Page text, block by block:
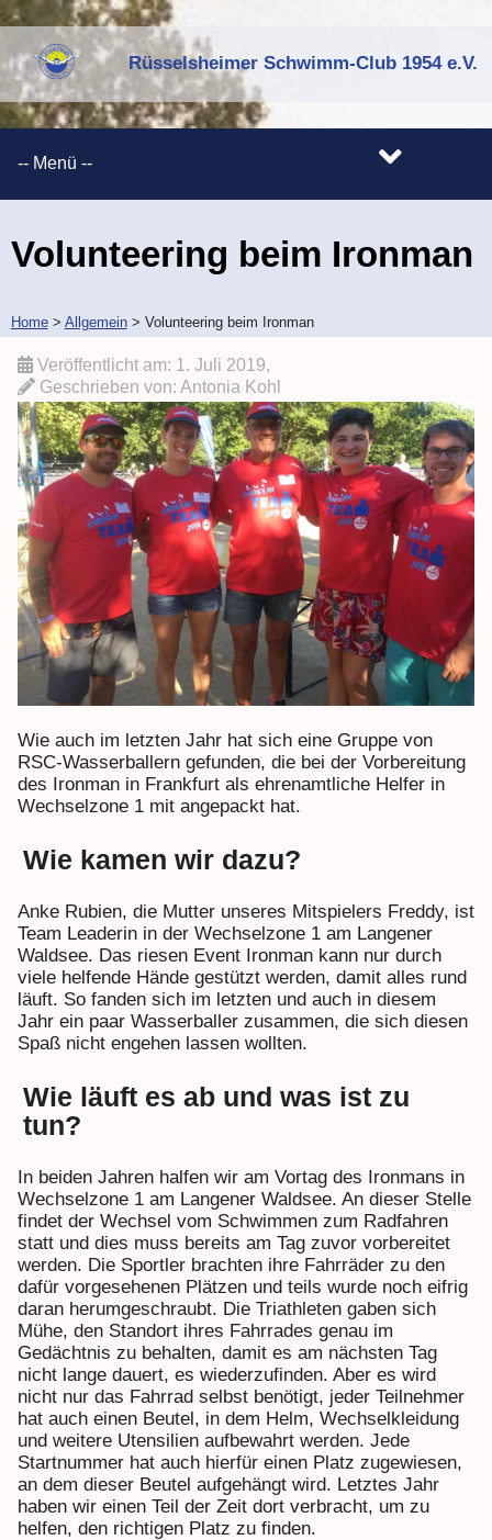
Rüsselsheimer Schwimm-Club 1954 e.V.
Volunteering beim Ironman
Home> Allgemein> Volunteering beim Ironman
Veröffentlicht am: 1. Juli 2019,
Geschrieben von: Antonia Kohl
Wie auch im letzten Jahr hat sich eine Gruppe von
RSC-Wasserballern gefunden, die bei der Vorbereitung
des Ironman in Frankfurt als ehrenamtliche Helfer in
Wechselzone 1 mit angepackt hat.
Wie kamen wir dazu?
Anke Rubien, die Mutter unseres Mitspielers Freddy, ist
Team Leaderin in der Wechselzone 1 am Langener
Waldsee. Das riesen Event Ironman kann nur durch
viele helfende Hände gestützt werden, damit alles rund
läuft. So fanden sich im letzten und auch in diesem
Jahr ein paar Wasserballer zusammen, die sich diesen
Spaß nicht engehen lassen wollten.
Wie läuft es ab und was ist zu
tun?
In beiden Jahren halfen wir am Vortag des Ironmans in
Wechselzone 1 am Langener Waldsee. An dieser Stelle
findet der Wechsel vom Schwimmen zum Radfahren
statt und dies muss bereits am Tag zuvor vorbereitet
werden. Die Sportler brachten ihre Fahrräder zu den
dafür vorgesehenen Plätzen und teils wurde noch eifrig
daran herumgeschraubt. Die Triathleten gaben sich
Mühe, den Standort ihres Fahrrades genau im
Gedächtnis zu behalten, damit es am nächsten Tag
nicht lange dauert, es wiederzufinden. Aber es wird
nicht nur das Fahrrad selbst benötigt, jeder Teilnehmer
hat auch einen Beutel, in dem Helm, Wechselkleidung
und weitere Utensilien aufbewahrt werden. Jede
Startnummer hat auch hierfür einen Platz zugewiesen,
an dem dieser Beutel aufgehängt wird. Letztes Jahr
haben wir einen Teil der Zeit dort verbracht, um zu
helfen, den richtigen Platz zu finden.